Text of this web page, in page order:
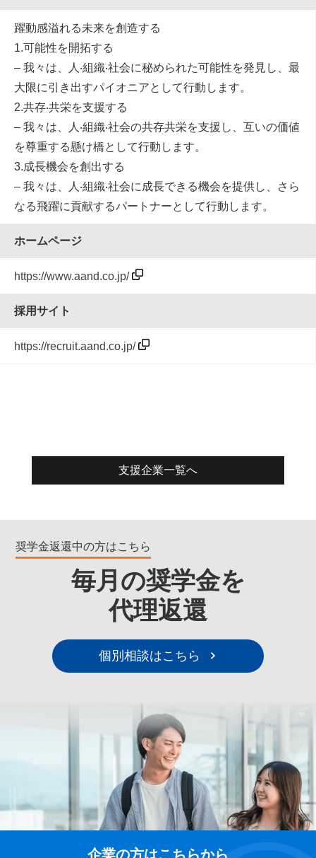
躍動感溢れる未来を創造する
1.可能性を開拓する
– 我々は、⼈‧組織‧社会に秘められた可能性を発⾒し、最
⼤限に引き出すパイオニアとして⾏動します。
2.共存‧共栄を⽀援する
– 我々は、⼈‧組織‧社会の共存共栄を⽀援し、互いの価値
を尊重する懸け橋として⾏動します。
3.成⻑機会を創出する
– 我々は、⼈‧組織‧社会に成⻑できる機会を提供し、さら
なる⾶躍に貢献するパートナーとして⾏動します。
ホームページ
https://www.aand.co.jp/
採用サイト
https://recruit.aand.co.jp/
支援企業一覧へ
奨学金返還中の方はこちら
毎月の奨学金を
代理返還
個別相談はこちら
企業の方はこちらから